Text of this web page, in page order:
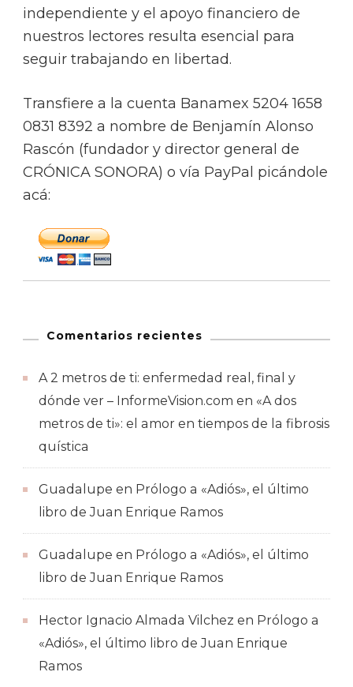
independiente y el apoyo financiero de
nuestros lectores resulta esencial para
seguir trabajando en libertad.
Transfiere a la cuenta Banamex 5204 1658
0831 8392 a nombre de Benjamín Alonso
Rascón (fundador y director general de
CRÓNICA SONORA) o vía PayPal picándole
acá:
Comentarios recientes
A 2 metros de ti: enfermedad real, final y
dónde ver – InformeVision.com en «A dos
metros de ti»: el amor en tiempos de la fibrosis
quística
Guadalupe en Prólogo a «Adiós», el último
libro de Juan Enrique Ramos
Guadalupe en Prólogo a «Adiós», el último
libro de Juan Enrique Ramos
Hector Ignacio Almada Vilchez en Prólogo a
«Adiós», el último libro de Juan Enrique
Ramos